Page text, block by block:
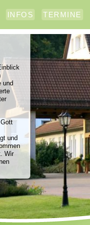
INFOS TERMINE
und
und
Wir